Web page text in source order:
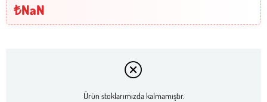
₺NaN
Ürün stoklarımızda kalmamıştır.